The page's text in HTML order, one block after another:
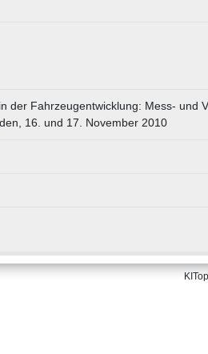
der Fahrzeugentwicklung: Mess- und
16. und 17. November 2010